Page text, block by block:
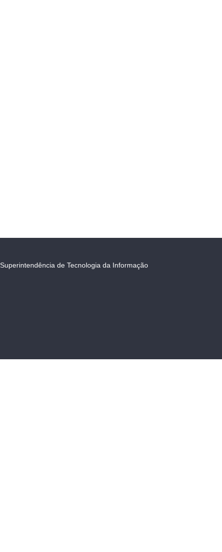
Superintendência de Tecnologia da Informação